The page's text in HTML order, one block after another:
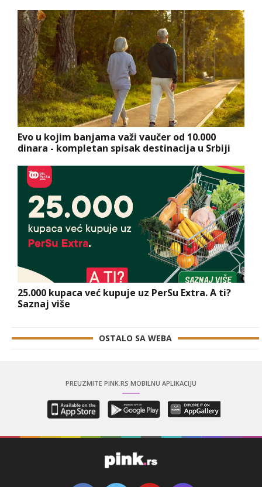
Evo u kojim banjama važi vaučer od 10.000
dinara - kompletan spisak destinacija u Srbiji
25.000 kupaca već kupuje uz PerSu Extra. A ti?
Saznaj više
OSTALO SA WEBA
PREUZMITE PINK.RS MOBILNU APLIKACIJU